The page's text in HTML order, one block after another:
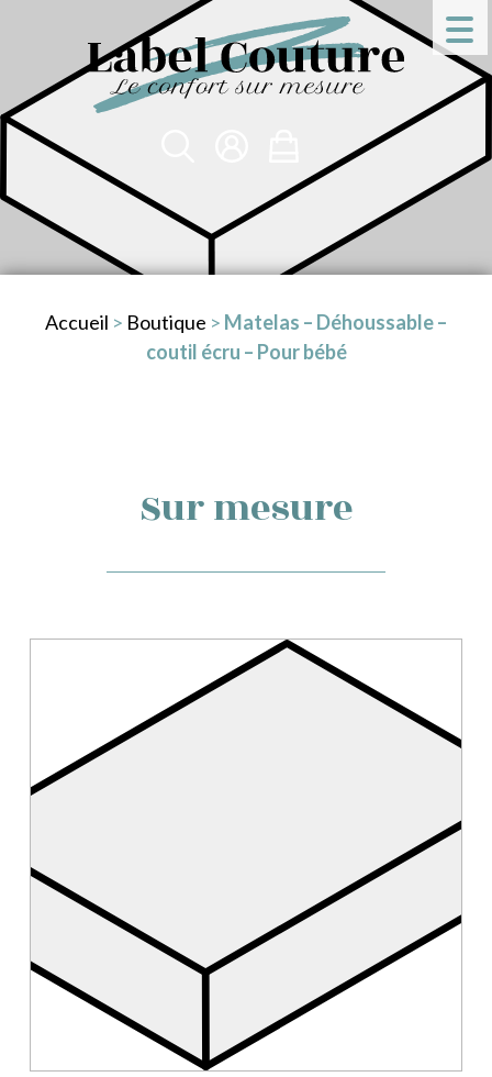
Accueil > Boutique > Matelas – Déhoussable –
coutil écru – Pour bébé
Sur mesure